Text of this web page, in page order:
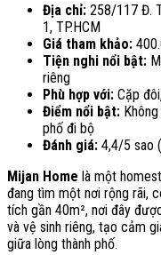
Địa chỉ: 258/117 Đ.
1, TP.HCM
Giá tham khảo:
Tiện nghi nổi bật:
riêng
Phù hợp với: Cặp
Điểm nổi bật:
phố đi bộ
Đánh giá: 4,4/5 sao
Mijan Home là một
đang tìm một nơi rộng rãi,
tích gần 40m², nơi đây
và vệ sinh riêng, tạo cảm
giữa lòng thành phố.